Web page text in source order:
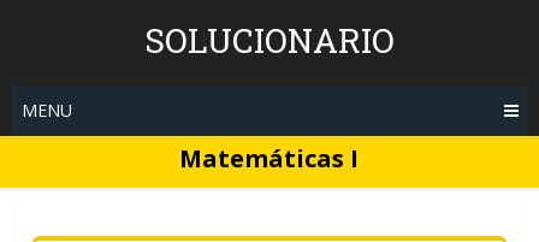
SOLUCIONARIO
MENU
Matemáticas I